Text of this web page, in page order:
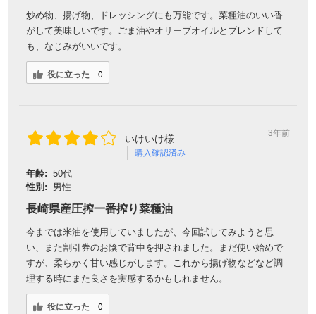
炒め物、揚げ物、ドレッシングにも万能です。菜種油のいい香
がして美味しいです。ごま油やオリーブオイルとブレンドして
も、なじみがいいです。
役に立った 0
いけいけ様
購入確認済み
3年前
年齢: 50代
性別:
男性
長崎県産圧搾一番搾り菜種油
今までは米油を使用していましたが、今回試してみようと思
い、また割引券のお陰で背中を押されました。まだ使い始めで
すが、柔らかく甘い感じがします。これから揚げ物などなど調
理する時にまた良さを実感するかもしれません。
役に立った 0